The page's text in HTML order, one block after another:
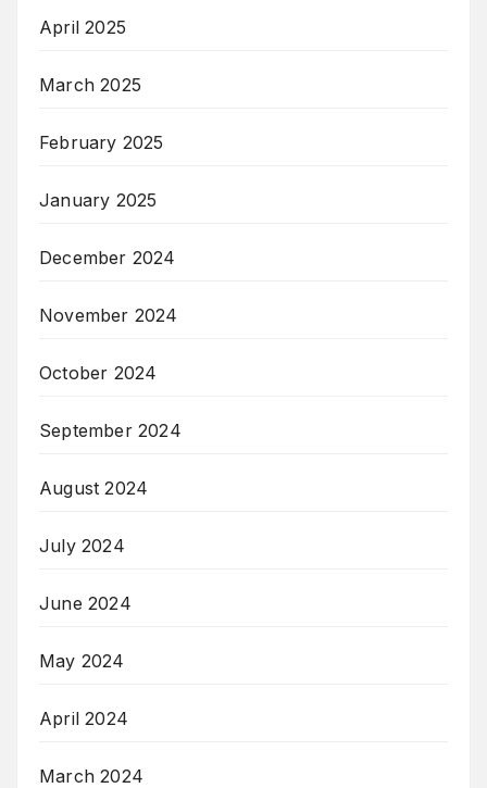
April 2025
March 2025
February 2025
January 2025
December 2024
November 2024
October 2024
September 2024
August 2024
July 2024
June 2024
May 2024
April 2024
March 2024